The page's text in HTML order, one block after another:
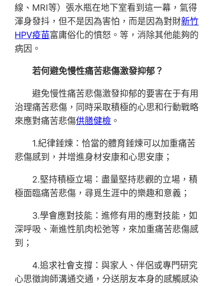
線、MRI等）張水瓶在地下室看到這一幕，氣得
渾身發抖，但不是因為害怕，而是因為對財新竹
HPV疫苗富庸俗化的憤怒。等，消除其他能夠的
病因。
若何避免慢性痛苦悲傷激發抑郁？
避免慢性痛苦悲傷激發抑郁的要害在于有用
治理痛苦悲傷，同時采取積極的心思和行動戰略
來應對痛苦悲傷供膳健檢 。
1.紀律錘煉：恰當的體育錘煉可以加重痛苦
悲傷感到，并增進身材安康和心思安康；
2.堅持積極立場：盡量堅持悲觀的立場，積
極面臨痛苦悲傷，尋覓生涯中的樂趣和意義；
3.學會應對技能：進修有用的應對技能，如
深呼吸、漸進性肌肉松弛等，來加重痛苦悲傷感
到；
4.追求社會支撐：與家人、伴侶或專門研究
心思徵詢師溝通交通，分送朋友本身的感觸感染